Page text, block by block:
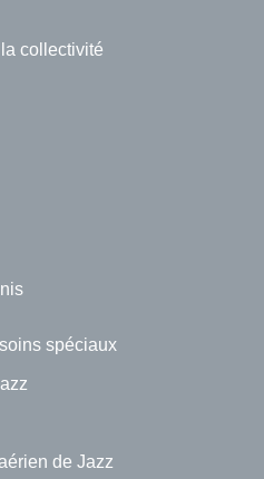
collectivité
spéciaux
de Jazz